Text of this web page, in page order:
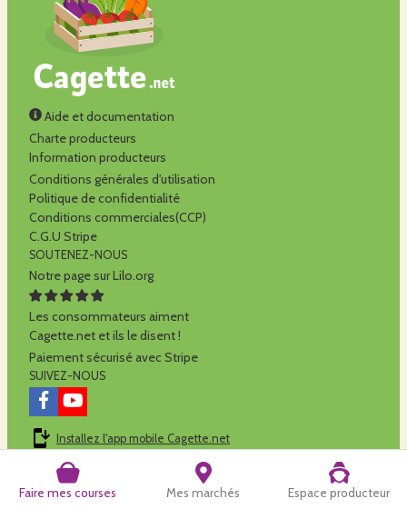
Faire mes courses Mes marchés Espace producteur
Aide et documentation
Charte producteurs
Information producteurs
Conditions générales d'utilisation
Politique de confidentialité
Conditions commerciales(CCP)
C.G.U Stripe
SOUTENEZ-NOUS
Notre page sur Lilo.org
Les consommateurs aiment
Cagette.net et ils le disent !
Paiement sécurisé avec Stripe
SUIVEZ-NOUS
Installez l'app mobile Cagette.net
Cagette.net est réalisé par la SCOP Alilo